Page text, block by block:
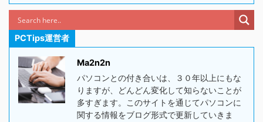
PCTips運営者
Ma2n2n
パソコンとの付き合いは、３０年以上にもな
りますが、どんどん変化して知らないことが
多すぎます。このサイトを通じてパソコンに
関する情報をブログ形式で更新していきま